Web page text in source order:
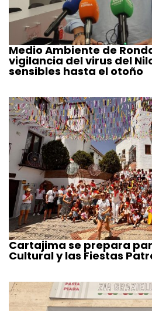
Medio Ambiente de
vigilancia del virus del
sensibles hasta el otoño
Cartajima se prepara
Cultural y las Fiestas